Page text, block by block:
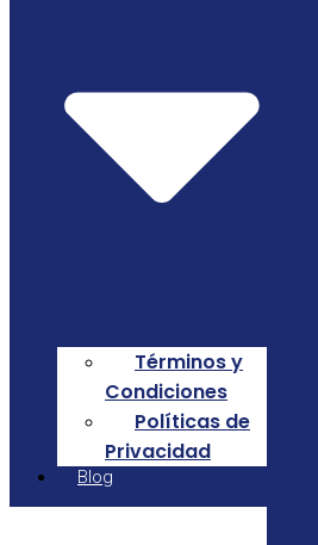
Términos y
Condiciones
Políticas de
Privacidad
Blog